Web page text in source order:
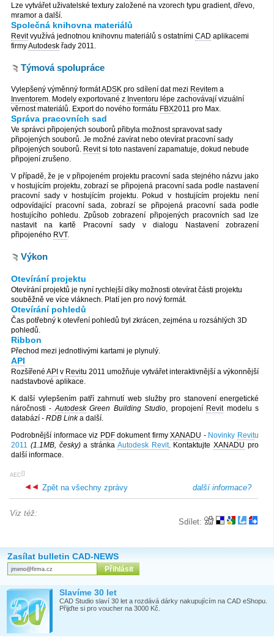
Lze vytvářet uživatelské textury založené na vzorech typu gradient, dřevo,
mramor a další.
Společná knihovna materiálů
Revitvyužívá jednotnou knihovnu materiálů s ostatními CAD aplikacemi
firmyAutodesk řady 2011.
Týmová spolupráce
Vylepšený výměnný formátADSK pro sdílení dat mezi Revitem a
Inventorem. Modely exportované z Inventoru lépe zachovávají vizuální
věrnost materiálů. Export do nového formátu FBX2011 pro Max.
Správa pracovních sad
Ve správci připojených souborů přibyla možnost spravovat sady
připojených souborů. Je možné zavírat nebo otevírat pracovní sady
připojených souborů. Revitsi toto nastavení zapamatuje, dokud nebude
připojení zrušeno.
V případě, že je v připojeném projektu pracovní sada stejného názvu jako
v hostujícím projektu, zobrazí se připojená pracovní sada podle nastavení
pracovní sady v hostujícím projektu. Pokud v hostujícím projektu není
odpovídající pracovní sada, zobrazí se připojená pracovní sada podle
hostujícího pohledu. Způsob zobrazení připojených pracovních sad lze
nastavit na kartě Pracovní sady v dialogu Nastavení zobrazení
připojeného RVT.
Výkon
Otevírání projektu
Otevírání projektů je nyní rychlejší díky možnosti otevírat části projektu
souběžně ve více vláknech. Platí jen pro nový formát.
Otevírání pohledů
Čas potřebný k otevření pohledů byl zkrácen, zejména u rozsáhlých 3D
pohledů.
Ribbon
Přechod mezi jednotlivými kartami je plynulý.
API
Rozšířené API v Revitu 2011 umožňuje vytvářet interaktivnější a výkonnější
nadstavbové aplikace.
K další vylepšením patří zahrnutí web služby pro stanovení energetické
náročnosti -AutodeskGreen Building Studio, propojení Revitmodelu s
databází - RDB Linka další.
Podrobnější informace viz PDFdokument firmyXANADU - Novinky Revitu
2011 (1.1MB, česky)a stránka Autodesk Revit. KontaktujteXANADU pro
další informace.
[
AEC ]
další informace?
Zpět na všechny zprávy
Sdílet:
Viz též:
Zasílat bulletin CAD-NEWS
Slavíme 30 let
CAD Studio slaví 30 let a rozdává dárky nakupujícím na CAD eShopu.
Přijďte si pro voucher na 3000 Kč.